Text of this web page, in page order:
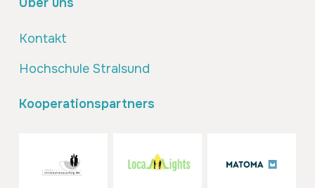
Kontakt
Hochschule Stralsund
Kooperationspartners